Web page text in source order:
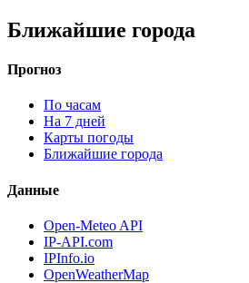
Ближайшие города
Прогноз
По часам
На 7 дней
Карты погоды
Ближайшие города
Данные
Open-Meteo API
IP-API.com
IPInfo.io
OpenWeatherMap